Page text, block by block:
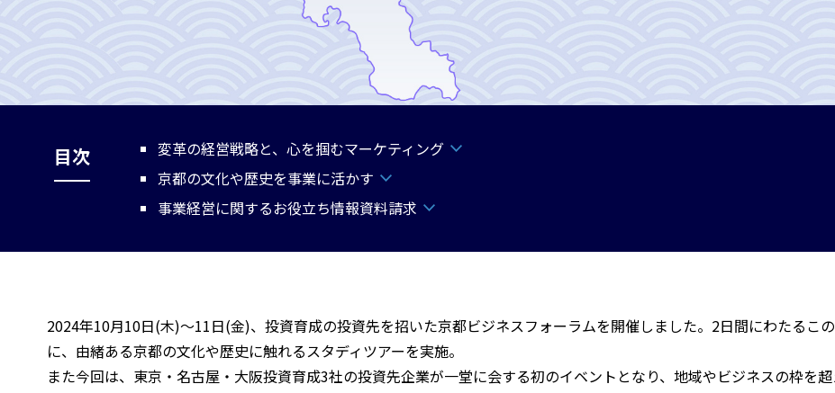
目次
変革の経営戦略と、心を掴むマーケティング
京都の文化や歴史を事業に活かす
事業経営に関するお役立ち情報資料請求
2024年10月10日(木)～11日(金)、投資育成の投資先を招いた京都ビジネスフォーラムを開催しました。2日間にわたるこ
に、由緒ある京都の文化や歴史に触れるスタディツアーを実施。
また今回は、東京・名古屋・大阪投資育成3社の投資先企業が一堂に会する初のイベントとなり、地域やビジネスの枠を